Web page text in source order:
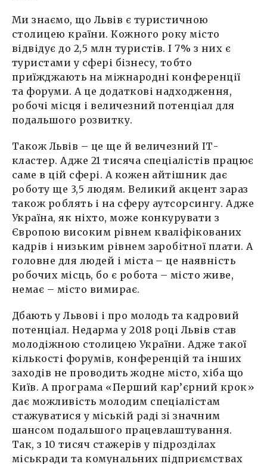
Ми знаємо, що Львів є туристичною
столицею країни. Кожного року місто
відвідує до 2,5 млн туристів. І 7% з них є
туристами у сфері бізнесу, тобто
приїжджають на міжнародні конференції
та форуми. А це додаткові надходження,
робочі місця і величезний потенціал для
подальшого розвитку.
Також Львів – це ще й величезний ІТ-
кластер. Адже 21 тисяча спеціалістів працює
саме в цій сфері. А кожен айтішник дає
роботу ще 3,5 людям. Великий акцент зараз
також роблять і на сферу аутсорсингу. Адже
Україна, як ніхто, може конкурувати з
Європою високим рівнем кваліфікованих
кадрів і низьким рівнем заробітної плати. А
головне для людей і міста – це наявність
робочих місць, бо є робота – місто живе,
немає – місто вимирає.
Дбають у Львові і про молодь та кадровий
потенціал. Недарма у 2018 році Львів став
молодіжною столицею України. Адже такої
кількості форумів, конференцій та інших
заходів не проводить жодне місто, хіба що
Київ. А програма «Перший кар’єрний крок»
дає можливість молодим спеціалістам
стажуватися у міській раді зі значним
шансом подальшого працевлаштування.
Так, з 10 тисяч стажерів у підрозділах
міськради та комунальних підприємствах